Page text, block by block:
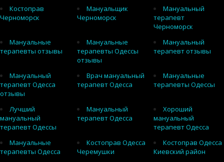
Костоправ
Черноморск
Мануальщик
Черноморск
Мануальный
терапевт
Черноморск
Мануальные
терапевты отзывы
Мануальные
терапевты Одессы
отзывы
Мануальный
терапевт отзывы
Мануальный
терапевт Одесса
отзывы
Врач мануальный
терапевт Одесса
Мануальные
терапевты Одессы
Лучший
мануальный
терапевт Одессы
Мануальный
терапевт Одесса
Хороший
мануальный
терапевт Одесса
Мануальные
терапевты Одесса
Костоправ Одесса
Черемушки
Костоправ Одесса
Киевский район